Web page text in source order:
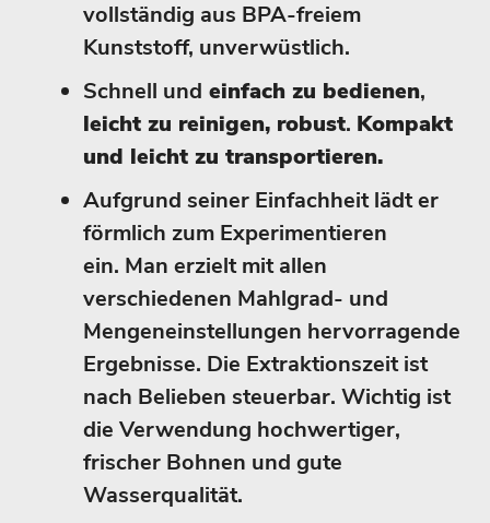
vollständig aus BPA-freiem
Kunststoff, unverwüstlich.
Schnell und einfach zu bedienen,
leicht zu reinigen, robust. Kompakt
und leicht zu transportieren.
Aufgrund seiner Einfachheit lädt er
förmlich zum Experimentieren
ein. Man erzielt mit allen
verschiedenen Mahlgrad- und
Mengeneinstellungen hervorragende
Ergebnisse. Die Extraktionszeit ist
nach Belieben steuerbar. Wichtig ist
die Verwendung hochwertiger,
frischer Bohnen und gute
Wasserqualität.